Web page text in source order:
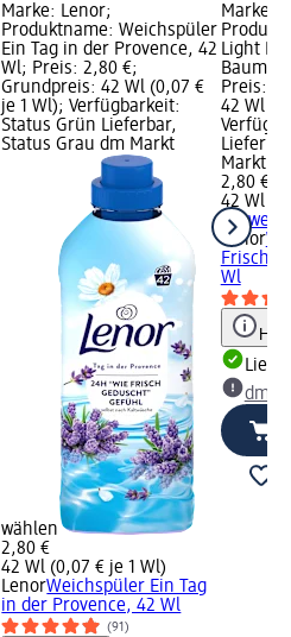
Marke: Lenor;
Produktname: Weichspüler
Ein Tag in der Provence, 42
Wl; Preis: 2,80 €;
Grundpreis: 42 Wl (0,07 €
je 1 Wl); Verfügbarkeit:
Status Grün Lieferbar,
Status Grau dm Markt
wählen
2,80 €
42 Wl (0,07 € je 1 Wl)
LenorWeichspüler Ein Tag
in der Provence, 42 Wl
(91)
Marke:
Light
Preis:
42 Wl
Markt
2,80 €
42 Wl
+ 3
Lenor
Frische
Wl
dm